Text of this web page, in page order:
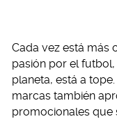
Cada vez está más
pasión por el
planeta, está a
marcas también
promocionales que